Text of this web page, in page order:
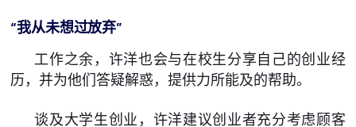
“我从未想过放弃”
工作之余，许洋也会与在校生分享自己的创业经
历，并为他们答疑解惑，提供力所能及的帮助。
谈及大学生创业，许洋建议创业者充分考虑顾客